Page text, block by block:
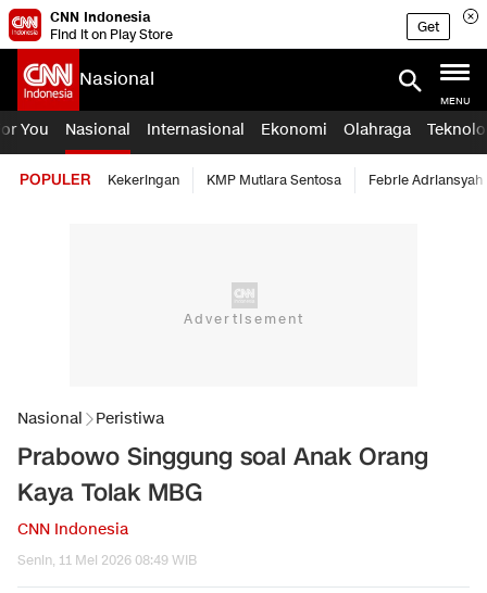
CNN Indonesia
Find it on Play Store
Get
Nasional
MENU
You Nasional Internasional Ekonomi Olahraga
POPULER Kekeringan KMP Mutiara Sentosa Febrie Adriansyah
Nasional Peristiwa
Prabowo Singgung soal Anak Orang
Kaya Tolak MBG
CNN Indonesia
Senin, 11 Mei 2026 08:49 WIB